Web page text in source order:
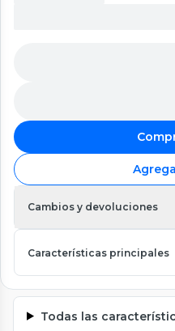
Cambios y devoluciones
Características principales
Todas las